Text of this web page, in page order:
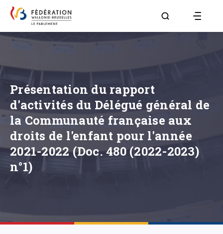
Aller à la page
Présentation du rapport
d'activités du Délégué général de
la Communauté française aux
droits de l'enfant pour l'année
2021-2022 (Doc. 480 (2022-2023)
n°1)